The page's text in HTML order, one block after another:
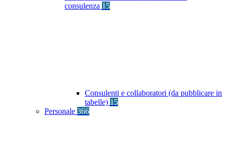
consulenza 15
Consulenti e collaboratori (da pubblicare in
tabelle) 15
Personale 366